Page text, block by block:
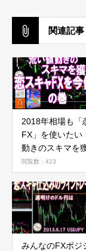
関連記事
2018年相場も「
FX」を使いたい
動きのスキマを
巻
閲覧数：423
みんなのFXポジ